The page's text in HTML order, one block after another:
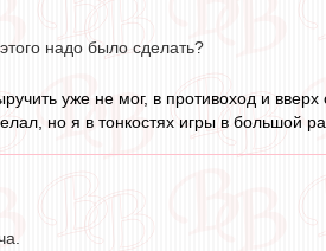
надо было сделать?
уже не мог, в противоход и
но я в тонкостях игры в большой